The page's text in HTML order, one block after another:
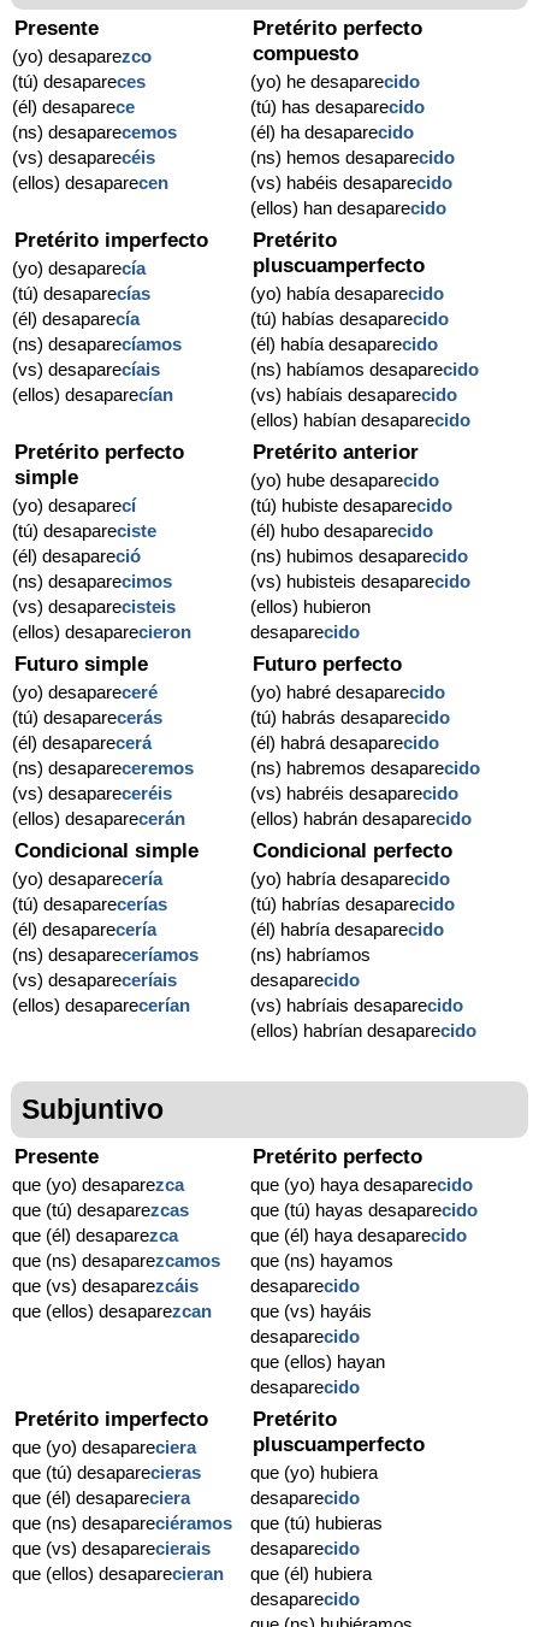
Presente
(yo) desaparezco
(tú) desapareces
(él) desaparece
(ns) desaparecemos
(vs) desaparecéis
(ellos) desaparecen
Pretérito perfecto
compuesto
(yo) he desaparecido
(tú) has desaparecido
(él) ha desaparecido
(ns) hemos desaparecido
(vs) habéis desaparecido
(ellos) han desaparecido
Pretérito imperfecto
(yo) desaparecía
(tú) desaparecías
(él) desaparecía
(ns) desaparecíamos
(vs) desaparecíais
(ellos) desaparecían
Pretérito
pluscuamperfecto
(yo) había desaparecido
(tú) habías desaparecido
(él) había desaparecido
(ns) habíamos desaparecido
(vs) habíais desaparecido
(ellos) habían desaparecido
Pretérito perfecto
simple
(yo) desaparecí
(tú) desapareciste
(él) desapareció
(ns) desaparecimos
(vs) desaparecisteis
(ellos) desaparecieron
Pretérito anterior
(yo) hube desaparecido
(tú) hubiste desaparecido
(él) hubo desaparecido
(ns) hubimos desaparecido
(vs) hubisteis desaparecido
(ellos) hubieron
desaparecido
Futuro simple
(yo) desapareceré
(tú) desaparecerás
(él) desaparecerá
(ns) desapareceremos
(vs) desapareceréis
(ellos) desaparecerán
Futuro perfecto
(yo) habré desaparecido
(tú) habrás desaparecido
(él) habrá desaparecido
(ns) habremos desaparecido
(vs) habréis desaparecido
(ellos) habrán desaparecido
Condicional simple
(yo) desaparecería
(tú) desaparecerías
(él) desaparecería
(ns) desapareceríamos
(vs) desapareceríais
(ellos) desaparecerían
Condicional perfecto
(yo) habría desaparecido
(tú) habrías desaparecido
(él) habría desaparecido
(ns) habríamos
desaparecido
(vs) habríais desaparecido
(ellos) habrían desaparecido
Subjuntivo
Presente
que (yo) desaparezca
que (tú) desaparezcas
que (él) desaparezca
que (ns) desaparezcamos
que (vs) desaparezcáis
que (ellos) desaparezcan
Pretérito perfecto
que (yo) haya desaparecido
que (tú) hayas desaparecido
que (él) haya desaparecido
que (ns) hayamos
desaparecido
que (vs) hayáis
desaparecido
que (ellos) hayan
desaparecido
Pretérito imperfecto
que (yo) desapareciera
que (tú) desaparecieras
que (él) desapareciera
que (ns) desapareciéramos
que (vs) desaparecierais
que (ellos) desaparecieran
Pretérito
pluscuamperfecto
que (yo) hubiera
desaparecido
que (tú) hubieras
desaparecido
que (él) hubiera
desaparecido